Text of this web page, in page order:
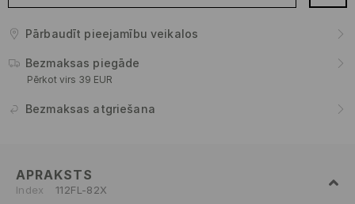
Pārbaudīt pieejamību veikalos
Bezmaksas piegāde
Pērkot virs 39 EUR
Bezmaksas atgriešana
APRAKSTS
Index 112FL-82X